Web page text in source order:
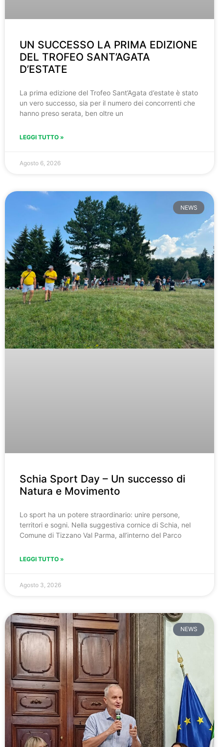
UN SUCCESSO LA PRIMA EDIZIONE
DEL TROFEO SANT’AGATA
D’ESTATE
La prima edizione del Trofeo Sant’Agata d’estate è stato
un vero successo, sia per il numero dei concorrenti che
hanno preso serata, ben oltre un
LEGGI TUTTO »
Agosto 6, 2026
NEWS
Schia Sport Day – Un successo di
Natura e Movimento
Lo sport ha un potere straordinario: unire persone,
territori e sogni. Nella suggestiva cornice di Schia, nel
Comune di Tizzano Val Parma, all’interno del Parco
LEGGI TUTTO »
Agosto 3, 2026
NEWS